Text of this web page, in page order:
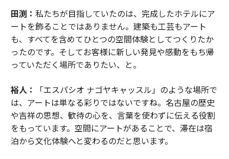
田渕： 私たちが目指していたのは、完成したホテルにア
ートを飾ることではありません。建築も工芸もアート
も、すべてを含めてひとつの空間体験としてつくりたか
ったのです。そしてお客様に新しい発見や感動をもち帰
っていただく場所でありたい、と。
裕人：
「エスパシオ ナゴヤキャッスル」のような場所で
は、アートは単なる彩りではないですね。名古屋の歴史
や吉祥の思想、歓待の心を、言葉を使わずに伝える役割
をもっています。空間にアートがあることで、滞在は宿
泊から文化体験へと変わるのだと思います。